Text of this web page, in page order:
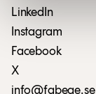
LinkedIn
Instagram
Facebook
X
info@fabege.se